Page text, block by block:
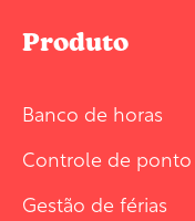
Produto
Banco de horas
Controle de ponto
Gestão de férias